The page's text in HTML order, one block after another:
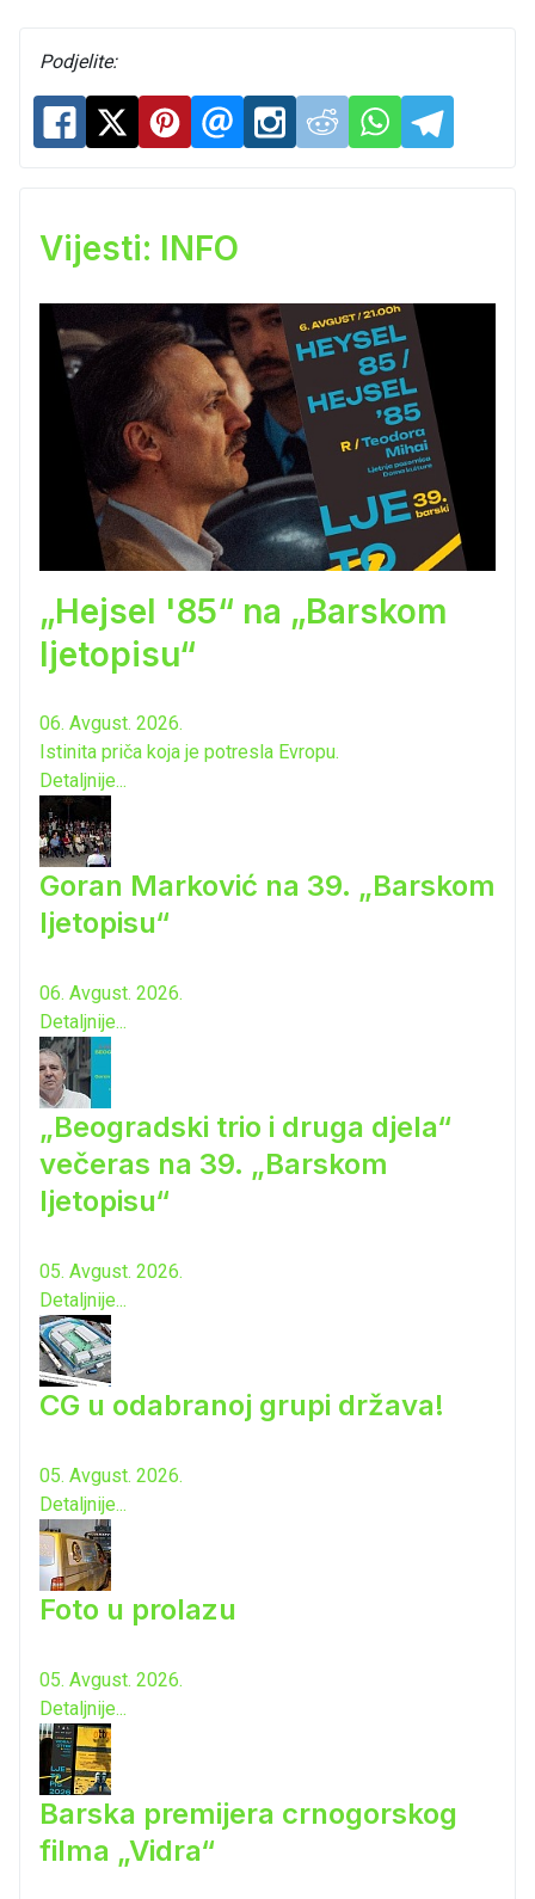
Podjelite:
Vijesti: INFO
„Hejsel '85“ na „Barskom
ljetopisu“
06. Avgust. 2026.
Istinita priča koja je potresla Evropu.
Detaljnije...
Goran Marković na 39. „Barskom
ljetopisu“
06. Avgust. 2026.
Detaljnije...
„Beogradski trio i druga djela“
večeras na 39. „Barskom
ljetopisu“
05. Avgust. 2026.
Detaljnije...
CG u odabranoj grupi država!
05. Avgust. 2026.
Detaljnije...
Foto u prolazu
05. Avgust. 2026.
Detaljnije...
Barska premijera crnogorskog
filma „Vidra“